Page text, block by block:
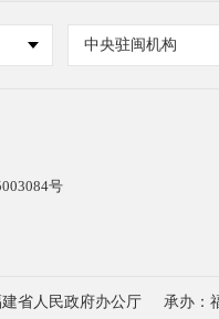
中央驻闽机构
号
省人民政府办公厅 承办：